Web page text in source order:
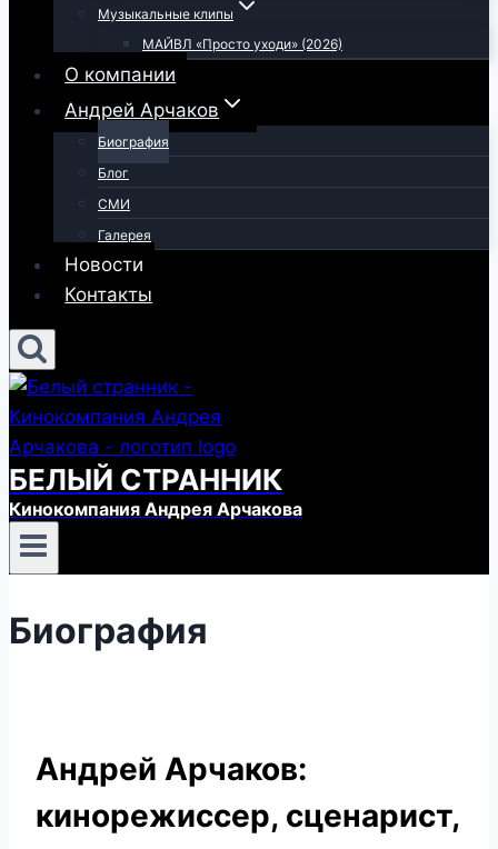
Музыкальные клипы
МАЙВЛ «Просто уходи» (2026)
О компании
Андрей Арчаков
Биография
Блог
СМИ
Галерея
Новости
Контакты
БЕЛЫЙ СТРАННИК
Кинокомпания Андрея Арчакова
Биография
Андрей Арчаков:
кинорежиссер, сценарист,